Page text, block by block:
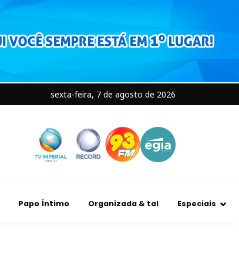
sexta-feira, 7 de agosto de 2026
Papo Íntimo Organizada & tal Especiais